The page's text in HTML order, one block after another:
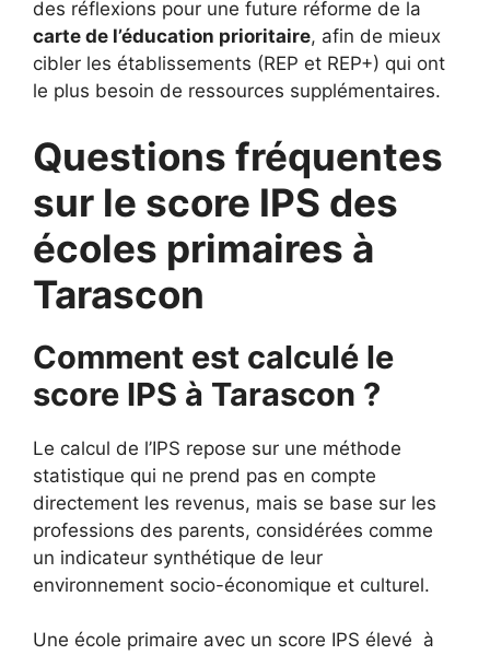
des réflexions pour une future réforme de la
carte de l’éducation prioritaire, afin de mieux
cibler les établissements (REP et REP+) qui ont
le plus besoin de ressources supplémentaires.
Questions fréquentes
sur le score IPS des
écoles primaires à
Tarascon
Comment est calculé le
score IPS à Tarascon ?
Le calcul de l’IPS repose sur une méthode
statistique qui ne prend pas en compte
directement les revenus, mais se base sur les
professions des parents, considérées comme
un indicateur synthétique de leur
environnement socio-économique et culturel.
Une école primaire avec un score IPS élevé à